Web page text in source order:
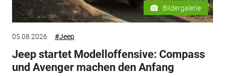
Bildergalerie
05.08.2026 #Jeep
Jeep startet Modelloffensive: Compass
und Avenger machen den Anfang